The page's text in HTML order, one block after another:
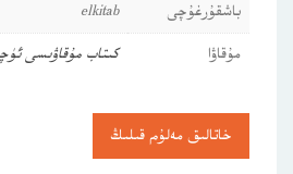
باشقۇرغۇچى
elkitab
مۇقاۋا
كىتاب مۇقاۋىسى
خاتالىق مەلۇم قىلىڭ